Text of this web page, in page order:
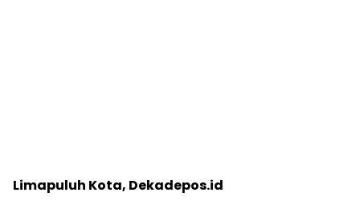
Limapuluh Kota, Dekadepos.id